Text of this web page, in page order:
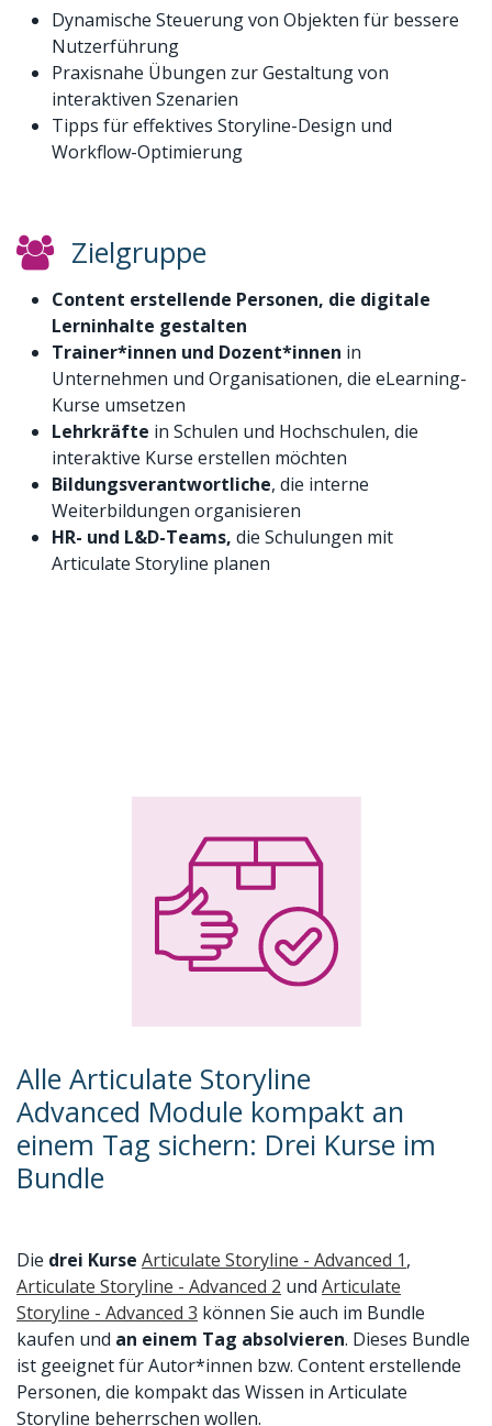
Dynamische Steuerung von Objekten für bessere
Nutzerführung
Praxisnahe Übungen zur Gestaltung von
interaktiven Szenarien
Tipps für effektives Storyline-Design und
Workflow-Optimierung
Zielgruppe
Content erstellende Personen, die digitale
Lerninhalte gestalten
Trainer*innen und Dozent*innen in
Unternehmen und Organisationen, die eLearning-
Kurse umsetzen
Lehrkräfte in Schulen und Hochschulen, die
interaktive Kurse erstellen möchten
Bildungsverantwortliche, die interne
Weiterbildungen organisieren
HR- und L&D-Teams, die Schulungen mit
Articulate Storyline planen
Alle Articulate Storyline
Advanced Module kompakt an
einem Tag sichern: Drei Kurse im
Bundle
Die drei Kurse Articulate Storyline - Advanced 1,
Articulate Storyline - Advanced 2 und Articulate
Storyline - Advanced 3 können Sie auch im Bundle
kaufen und an einem Tag absolvieren. Dieses Bundle
ist geeignet für Autor*innen bzw. Content erstellende
Personen, die kompakt das Wissen in Articulate
Storyline beherrschen wollen.